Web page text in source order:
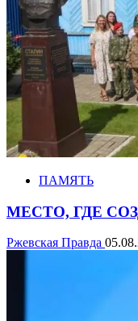
ПАМЯТЬ
МЕСТО, ГДЕ
Ржевская Правда